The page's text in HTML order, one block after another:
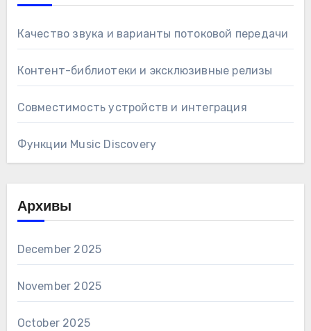
Качество звука и варианты потоковой передачи
Контент-библиотеки и эксклюзивные релизы
Совместимость устройств и интеграция
Функции Music Discovery
Архивы
December 2025
November 2025
October 2025